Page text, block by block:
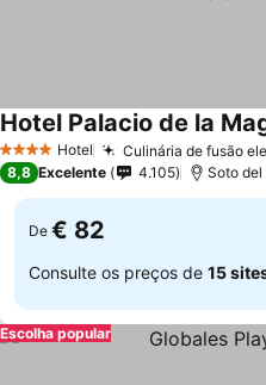
4 EstrelasHotel Culinária de fusão
Hotel Palacio de la
8,8 Excelente 4.105 Soto del
De € 82
Consulte os preços de 15
Escolha popular